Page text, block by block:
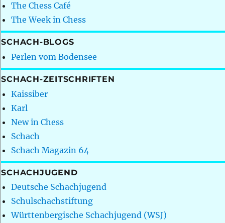
The Chess Café
The Week in Chess
SCHACH-BLOGS
Perlen vom Bodensee
SCHACH-ZEITSCHRIFTEN
Kaissiber
Karl
New in Chess
Schach
Schach Magazin 64
SCHACHJUGEND
Deutsche Schachjugend
Schulschachstiftung
Württenbergische Schachjugend (WSJ)